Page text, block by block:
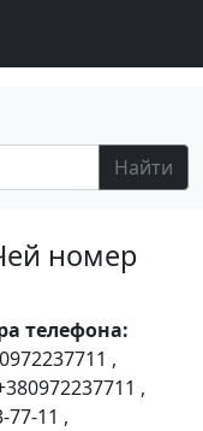
Найти
номер
телефона:
0972237711 ,
,
77-11 ,